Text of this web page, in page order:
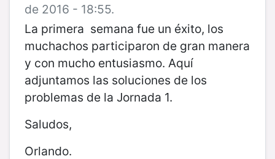
de 2016 - 18:55.
La primera semana fue un éxito, los
muchachos participaron de gran manera
y con mucho entusiasmo. Aquí
adjuntamos las soluciones de los
problemas de la Jornada 1.
Saludos,
Orlando.